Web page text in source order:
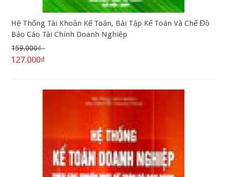
Hệ Thống Tài Khoản Kế Toán, Bài Tập Kế Toán Và Chế Độ
Báo Cáo Tài Chính Doanh Nghiệp
159.000₫
127.000₫